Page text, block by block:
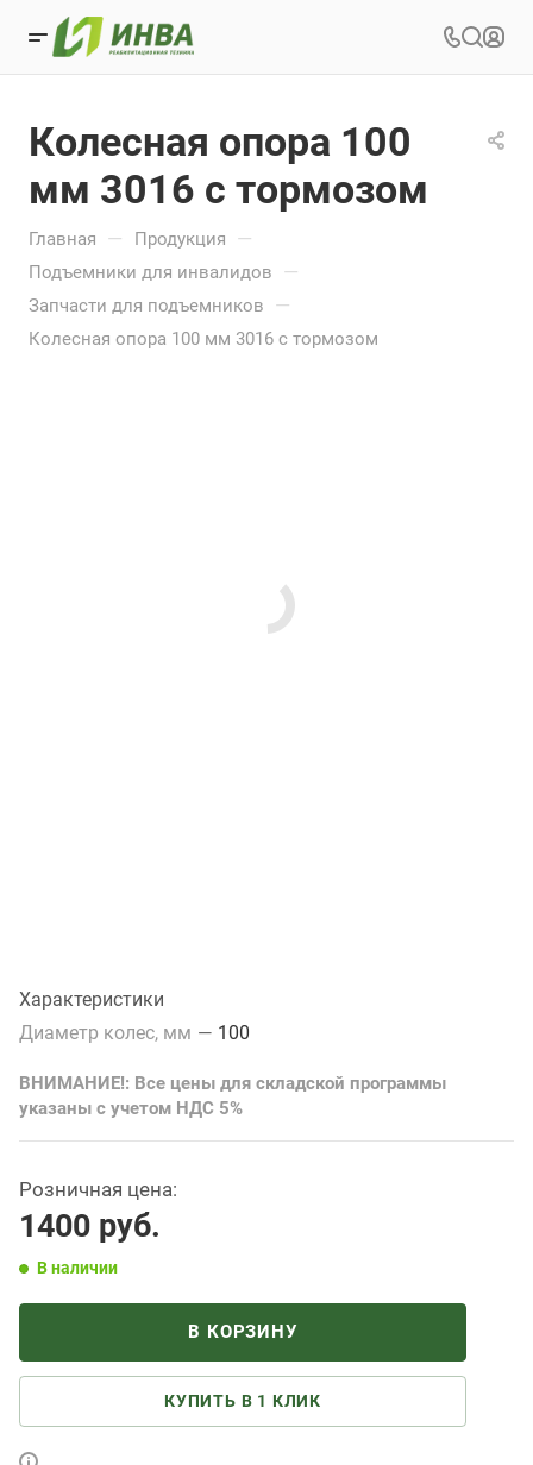
Колесная опора 100
мм 3016 с тормозом
Главная — Продукция —
Подъемники для инвалидов —
Запчасти для подъемников —
Колесная опора 100 мм 3016 с тормозом
Характеристики
Диаметр колес, мм — 100
ВНИМАНИЕ!: Все цены для складской программы
указаны с учетом НДС 5%
Розничная цена:
1400 руб.
В наличии
В КОРЗИНУ
КУПИТЬ В 1 КЛИК